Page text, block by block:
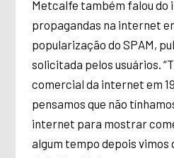
Metcalfe também falou do
propagandas na internet
popularização do SPAM,
solicitada pelos usuários.
comercial da internet em
pensamos que não
internet para mostrar
algum tempo depois vimos